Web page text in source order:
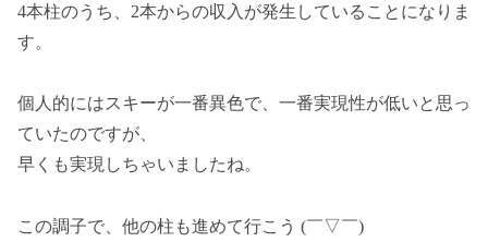
4本柱のうち、2本からの収入が発生していることになりま
す。
個人的にはスキーが一番異色で、一番実現性が低いと思っ
ていたのですが、
早くも実現しちゃいましたね。
この調子で、他の柱も進めて行こう (￣▽￣)